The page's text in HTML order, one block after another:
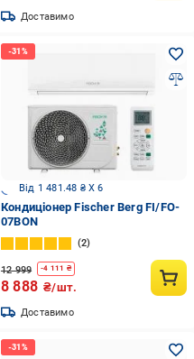
Доставимо
Від 1 481.48 ₴ X 6
Кондиціонер Fischer Berg FI/FO-
07BON
2
12 999 -4 111 ₴
8 888 ₴/шт.
Доставимо